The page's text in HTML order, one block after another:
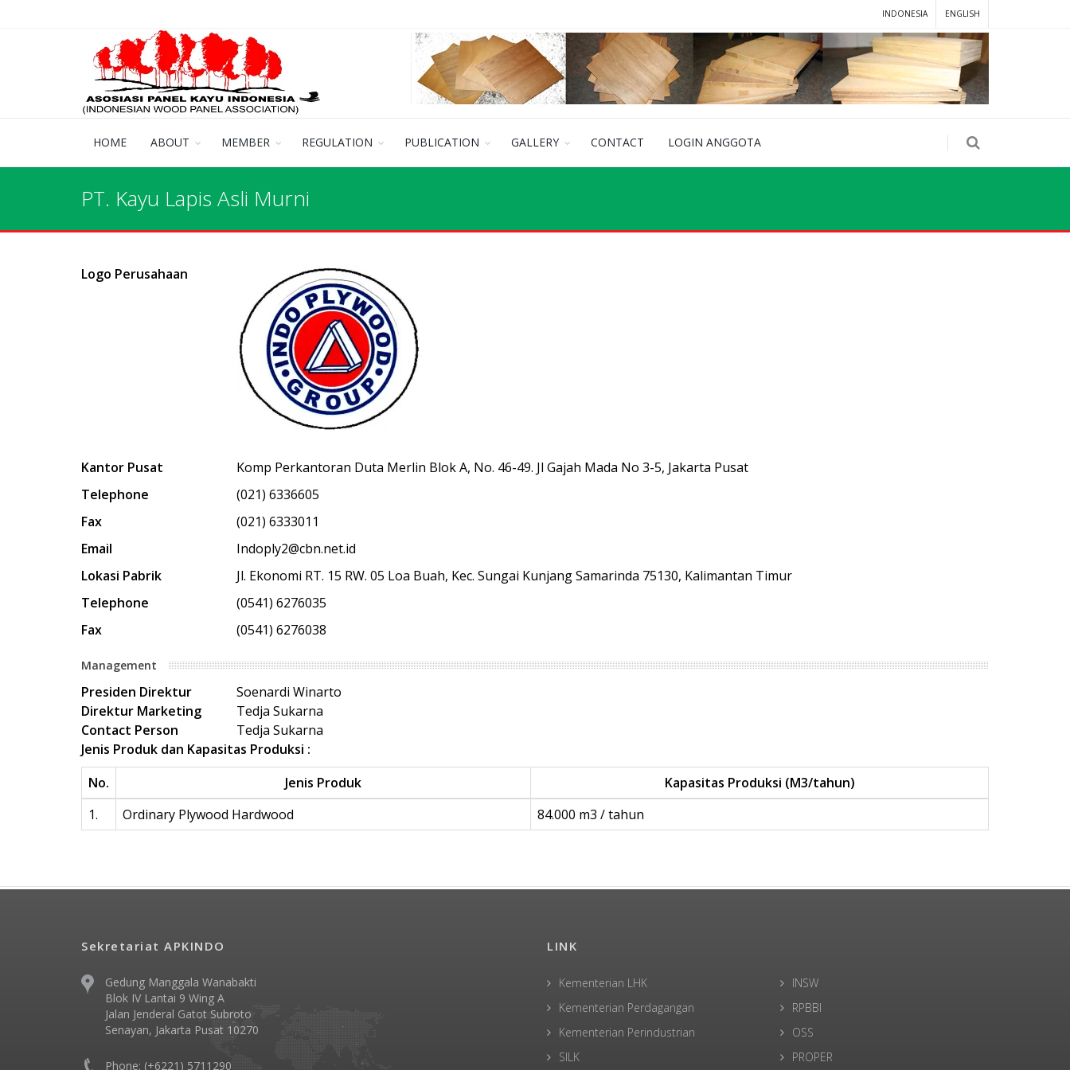
INDONESIA ENGLISH
HOME ABOUT MEMBER REGULATION PUBLICATION GALLERY CONTACT LOGIN ANGGOTA
PT. Kayu Lapis Asli Murni
Logo Perusahaan
Kantor Pusat
Komp Perkantoran Duta Merlin Blok A, No. 46-49. Jl Gajah Mada No 3-5, Jakarta Pusat
Telephone
(021) 6336605
Fax
(021) 6333011
Email
Indoply2@cbn.net.id
Lokasi Pabrik
Jl. Ekonomi RT. 15 RW. 05 Loa Buah, Kec. Sungai Kunjang Samarinda 75130, Kalimantan Timur
Telephone
(0541) 6276035
Fax
(0541) 6276038
Management
Presiden Direktur
Soenardi Winarto
Direktur Marketing
Tedja Sukarna
Contact Person
Tedja Sukarna
Jenis Produk dan Kapasitas Produksi :
No.
Jenis Produk
Kapasitas Produksi (M3/tahun)
1.
Ordinary Plywood Hardwood 84.000 m3 / tahun
Sekretariat APKINDO
Gedung Manggala Wanabakti
Blok IV Lantai 9 Wing A
Jalan Jenderal Gatot Subroto
Senayan, Jakarta Pusat 10270
Phone: (+6221) 5711290
LINK
Kementerian LHK
Kementerian Perdagangan
Kementerian Perindustrian
SILK
INSW
RPBBI
OSS
PROPER